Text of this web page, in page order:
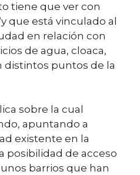
tiene que ver con
que está vinculado al
en relación con
de agua, cloaca,
distintos puntos de la
sobre la cual
apuntando a
existente en la
posibilidad de acceso
barrios que han